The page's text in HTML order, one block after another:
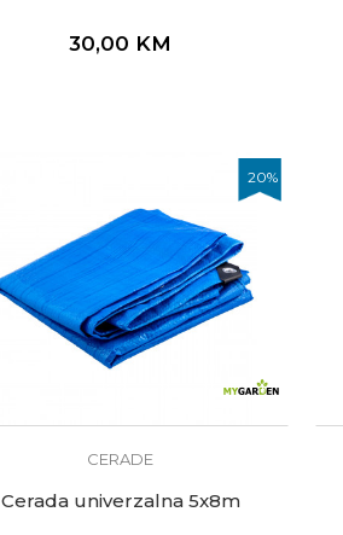
30,00 KM
20%
CERADE
Cerada univerzalna 5x8m